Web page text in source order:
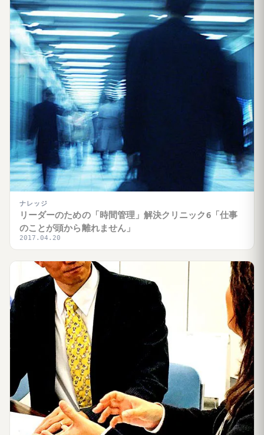
ナレッジ
リーダーのための「時間管理」解決クリニック6「仕事
のことが頭から離れません」
2017.04.20